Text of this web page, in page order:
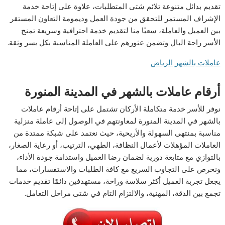
تقديم بدائل متنوعة تلائم شتى المتطلبات، علاوة على إتاحة خدمة
الإشراف المستمر للتحقق من جودة العمل وديمومة التعاون المستقر
بين العميل والعاملة، سعيًا منا لتقديم خدمة احترافية وسريعة تمنح
الأسر راحة البال وتضمن عثورهم على العاملة المناسبة بكل يسر وثقة.
عاملات بالشهر الرياض
أرقام عاملات بالشهر في المدينة المنورة
نوفر للأسر خدمة متكاملة الأركان تشتمل على إتاحة أرقام عاملات
بالشهر في المدينة المنورة لمعاونتهم في الوصول إلى عاملة منزلية
مناسبة بمنتهى السهولة والأريحية، حيث نعتمد على شبكة ممتدة من
العاملات المؤهلات لأعمال النظافة، الطهي، الترتيب، أو رعاية الصغار،
بالتوازي مع متابعة دورية لضمان رضا العميل واستدامة جودة الأداء،
ونحرص على التجاوب السريع مع كافة الطلبات والاستفسارات، مما
يجعل تجربة العميل أكثر سلاسة وراحة، مستهدفين دائمًا تقديم خدمات
تجمع بين الدقة، المهنية، والالتزام التام في شتى مراحل التعامل.